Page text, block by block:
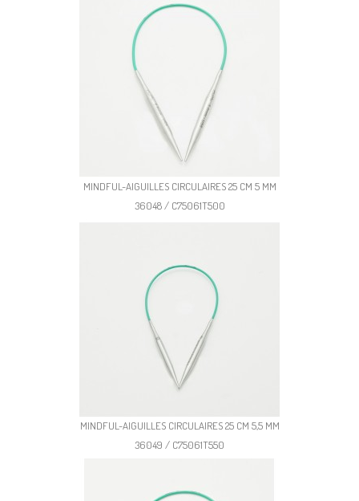
MINDFUL-AIGUILLES CIRCULAIRES 25 CM 5 MM
36048 / C75061T500
MINDFUL-AIGUILLES CIRCULAIRES 25 CM 5,5 MM
36049 / C75061T550